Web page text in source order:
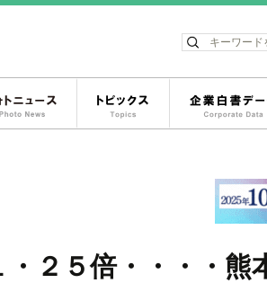
２５倍・・・・熊